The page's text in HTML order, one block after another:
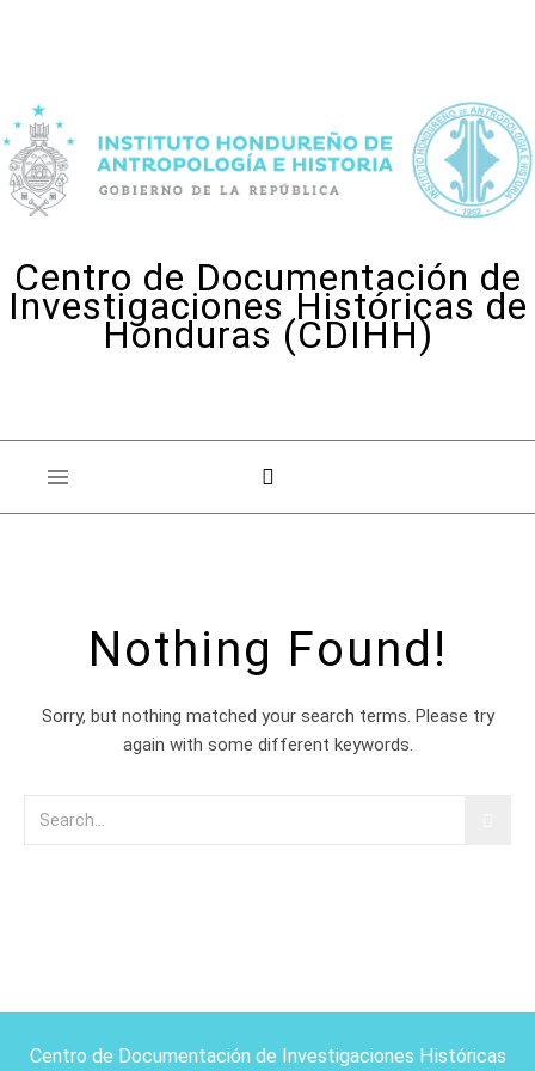
Centro de Documentación de
Investigaciones Históricas de
Honduras (CDIHH)
Nothing Found!
Sorry, but nothing matched your search terms. Please try
again with some different keywords.
Centro de Documentación de Investigaciones Históricas